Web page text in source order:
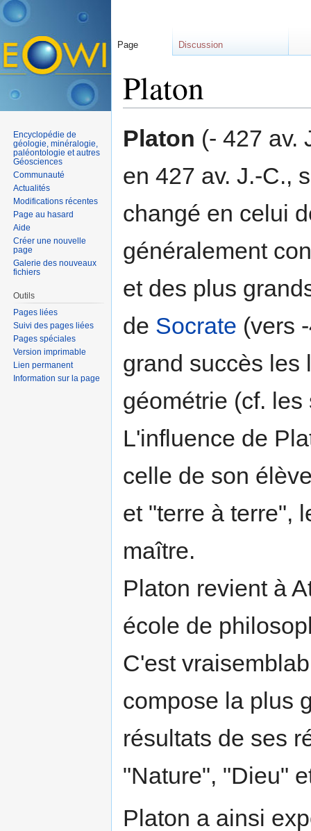
Platon
Platon (- 427 av.
en 427 av. J.-C.,
changé en celui
généralement
et des plus
de Socrate (vers
grand succès les
géométrie (cf.
L'influence de
celle de son
et "terre à terre",
maître.
Platon revient à
école de
C'est
compose la plus
résultats de ses
"Nature", "Dieu"
Platon a ainsi
Page Discussion
Encyclopédie de
géologie, minéralogie,
paléontologie et autres
Géosciences
Communauté
Actualités
Modifications récentes
Page au hasard
Aide
Créer une nouvelle
page
Galerie des nouveaux
fichiers
Outils
Pages liées
Suivi des pages liées
Pages spéciales
Version imprimable
Lien permanent
Information sur la page